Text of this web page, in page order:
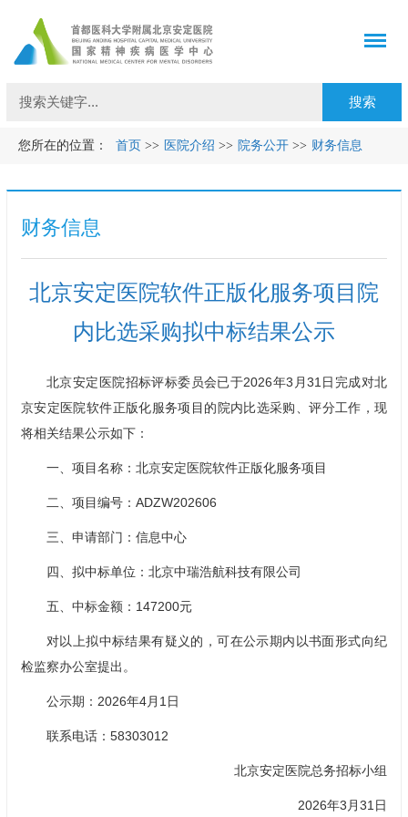
您所在的位置： 首页 >> 医院介绍 >> 院务公开 >> 财务信息
财务信息
北京安定医院软件正版化服务项目院
内比选采购拟中标结果公示
北京安定医院招标评标委员会已于2026年3月31日完成对北
京安定医院软件正版化服务项目的院内比选采购、评分工作，现
将相关结果公示如下：
一、项目名称：北京安定医院软件正版化服务项目
二、项目编号：ADZW202606
三、申请部门：信息中心
四、拟中标单位：北京中瑞浩航科技有限公司
五、中标金额：147200元
对以上拟中标结果有疑义的，可在公示期内以书面形式向纪
检监察办公室提出。
公示期：2026年4月1日
联系电话：58303012
北京安定医院总务招标小组
2026年3月31日